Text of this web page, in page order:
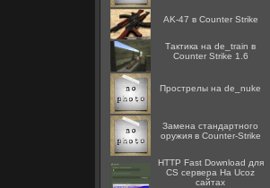
AK-47 в Counter Strike
Тактика на de_train в
Counter Strike 1.6
Прострелы на de_nuke
Замена стандартного
оружия в Counter-Strike
HTTP Fast Download для
CS сервера На Ucoz
сайтах